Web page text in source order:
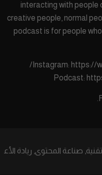
interacting with people
creative people, normal
podcast is for people
Instagram: https://
Podcast:
صناعة المحتوى, ريادة